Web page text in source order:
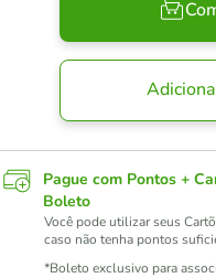
Pague com Pontos +
Boleto
Você pode utilizar seus
caso não tenha pontos
*Boleto exclusivo para